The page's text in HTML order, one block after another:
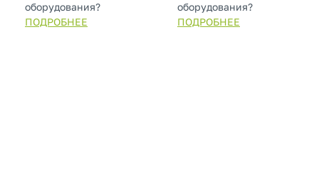
оборудования?
ПОДРОБНЕЕ
оборудования?
ПОДРОБНЕЕ